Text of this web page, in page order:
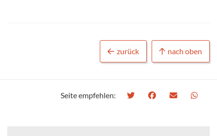
zurück nach oben
Seite empfehlen: